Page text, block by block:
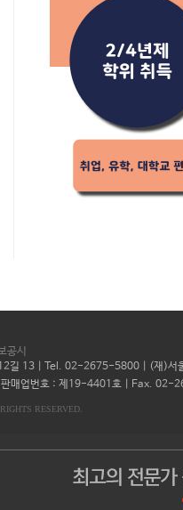
공시
길 13 | Tel. 02-2675-5800 | (재)서
매업번호 : 제19-4401호 | Fax. 02-
RESERVED.